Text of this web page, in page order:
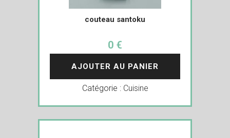
couteau santoku
0 €
AJOUTER AU PANIER
Catégorie : Cuisine